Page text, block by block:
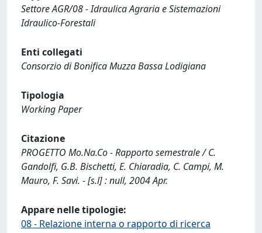
Settore AGR/08 - Idraulica Agraria e Sistemazioni
Idraulico-Forestali
Enti collegati
Consorzio di Bonifica Muzza Bassa Lodigiana
Tipologia
Working Paper
Citazione
PROGETTO Mo.Na.Co - Rapporto semestrale / C.
Gandolfi, G.B. Bischetti, E. Chiaradia, C. Campi, M.
Mauro, F. Savi. - [s.l] : null, 2004 Apr.
Appare nelle tipologie:
08 - Relazione interna o rapporto di ricerca